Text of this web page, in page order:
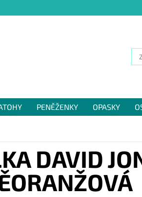
PENĚŽENKY OPASKY
DAVID